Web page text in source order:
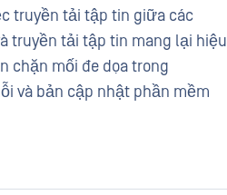
truyền tải tập tin giữa các
truyền tải tập tin mang lại hiệu
chặn mối đe dọa trong
và bản cập nhật phần mềm